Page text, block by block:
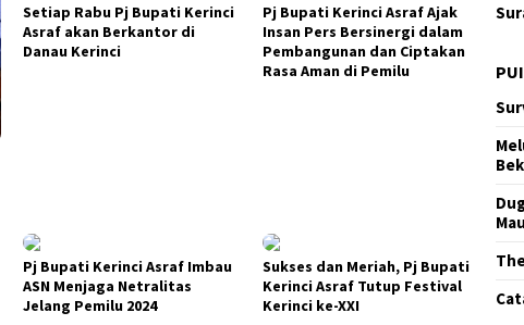
Setiap Rabu Pj Bupati Kerinci
Asraf akan Berkantor di
Danau Kerinci
Pj Bupati Kerinci Asraf Ajak
Insan Pers Bersinergi dalam
Pembangunan dan Ciptakan
Rasa Aman di Pemilu
Pj Bupati Kerinci Asraf Imbau
ASN Menjaga Netralitas
Jelang Pemilu 2024
Sukses dan Meriah, Pj Bupati
Kerinci Asraf Tutup Festival
Kerinci ke-XXI